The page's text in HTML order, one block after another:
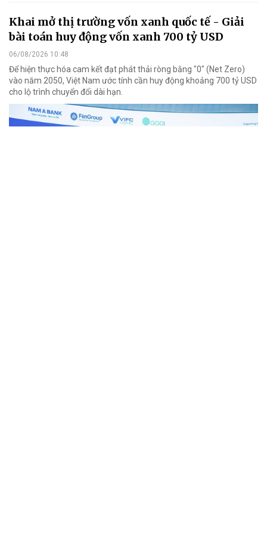
Khai mở thị trường vốn xanh quốc tế - Giải
bài toán huy động vốn xanh 700 tỷ USD
06/08/2026 10:48
Để hiện thực hóa cam kết đạt phát thải ròng bằng "0" (Net Zero)
vào năm 2050, Việt Nam ước tính cần huy động khoảng 700 tỷ USD
cho lộ trình chuyển đổi dài hạn.